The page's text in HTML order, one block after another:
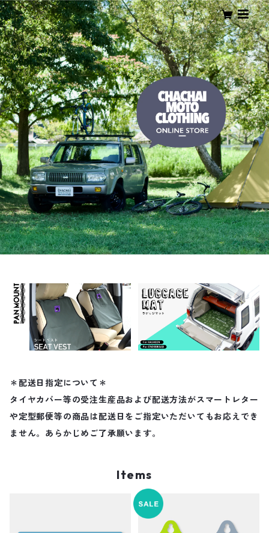
＊配送日指定について＊
タイヤカバー等の受注生産品および配送方法がスマートレター
や定型郵便等の商品は配送日をご指定いただいてもお応えでき
ません。あらかじめご了承願います。
Items